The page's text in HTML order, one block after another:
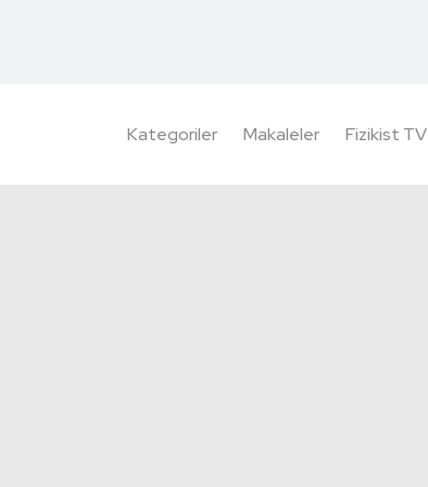
Kategoriler Makaleler Fizikist TV